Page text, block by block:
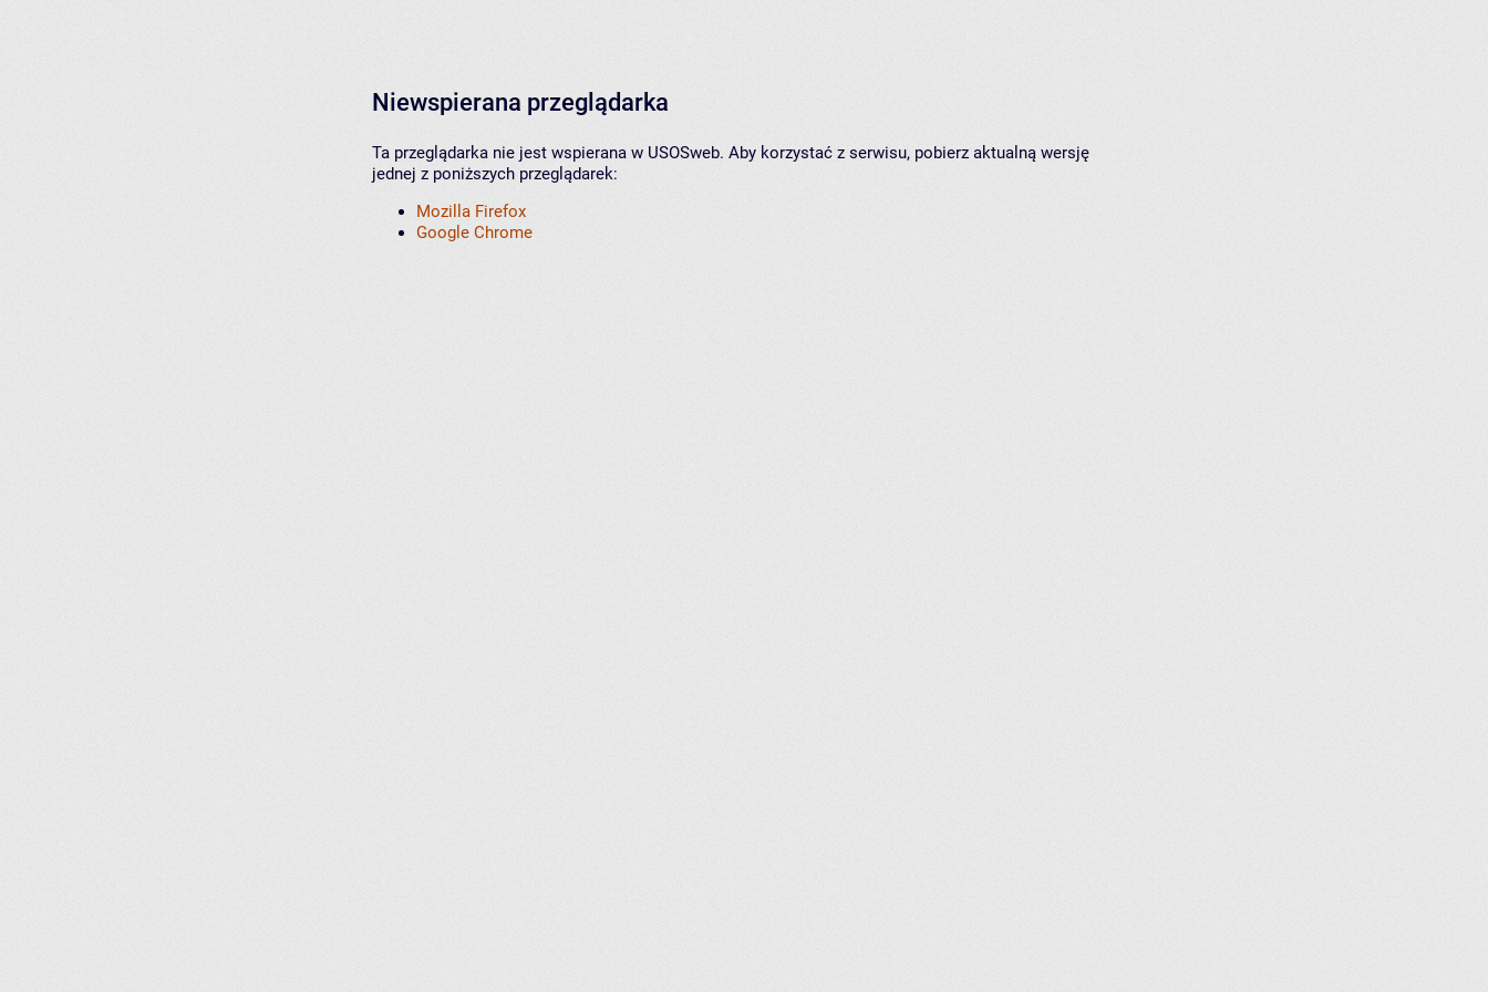
Niewspierana przeglądarka
Ta przeglądarka nie jest wspierana w USOSweb. Aby korzystać z serwisu, pobierz aktualną wersję
jednej z poniższych przeglądarek:
Mozilla Firefox
Google Chrome